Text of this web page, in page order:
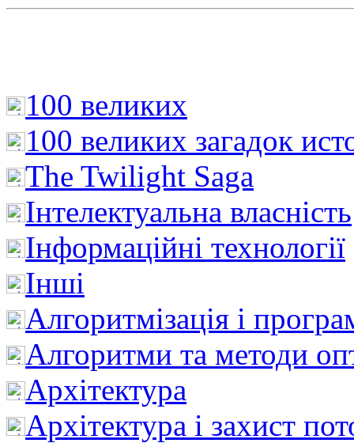
100 великих
100 великих загадок
The Twilight Saga
Інтелектуальна влaсність
Інформаційні технології
Інші
Алгоритмізація і
Алгоритми та методи
Архітектура
Архітектура і захист